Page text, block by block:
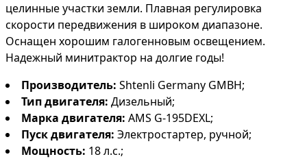
целинные участки земли. Плавная регулировка
скорости передвижения в широком диапазоне.
Оснащен хорошим галогенновым освещением.
Надежный минитрактор на долгие годы!
Производитель: Shtenli Germany GMBH;
Тип двигателя: Дизельный;
Марка двигателя: AMS G-195DEXL;
Пуск двигателя: Электростартер, ручной;
Мощность: 18 л.с.;